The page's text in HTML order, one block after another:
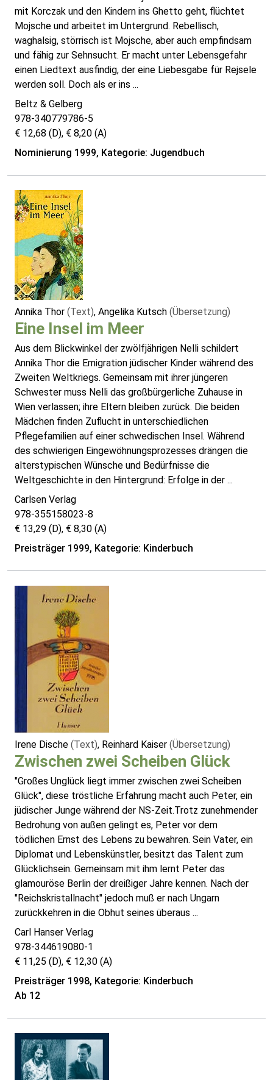
mit Korczak und den Kindern ins Ghetto geht, flüchtet
Mojsche und arbeitet im Untergrund. Rebellisch,
waghalsig, störrisch ist Mojsche, aber auch empfindsam
und fähig zur Sehnsucht. Er macht unter Lebensgefahr
einen Liedtext ausfindig, der eine Liebesgabe für Rejsele
werden soll. Doch als er ins ...
Beltz & Gelberg
978-340779786-5
€ 12,68 (D), € 8,20 (A)
Nominierung 1999, Kategorie: Jugendbuch
Annika Thor (Text), Angelika Kutsch (Übersetzung)
Eine Insel im Meer
Aus dem Blickwinkel der zwölfjährigen Nelli schildert
Annika Thor die Emigration jüdischer Kinder während des
Zweiten Weltkriegs. Gemeinsam mit ihrer jüngeren
Schwester muss Nelli das großbürgerliche Zuhause in
Wien verlassen; ihre Eltern bleiben zurück. Die beiden
Mädchen finden Zuflucht in unterschiedlichen
Pflegefamilien auf einer schwedischen Insel. Während
des schwierigen Eingewöhnungsprozesses drängen die
alterstypischen Wünsche und Bedürfnisse die
Weltgeschichte in den Hintergrund: Erfolge in der ...
Carlsen Verlag
978-355158023-8
€ 13,29 (D), € 8,30 (A)
Preisträger 1999, Kategorie: Kinderbuch
Irene Dische (Text), Reinhard Kaiser (Übersetzung)
Zwischen zwei Scheiben Glück
"Großes Unglück liegt immer zwischen zwei Scheiben
Glück", diese tröstliche Erfahrung macht auch Peter, ein
jüdischer Junge während der NS-Zeit.Trotz zunehmender
Bedrohung von außen gelingt es, Peter vor dem
tödlichen Ernst des Lebens zu bewahren. Sein Vater, ein
Diplomat und Lebenskünstler, besitzt das Talent zum
Glücklichsein. Gemeinsam mit ihm lernt Peter das
glamouröse Berlin der dreißiger Jahre kennen. Nach der
"Reichskristallnacht" jedoch muß er nach Ungarn
zurückkehren in die Obhut seines überaus ...
Carl Hanser Verlag
978-344619080-1
€ 11,25 (D), € 12,30 (A)
Preisträger 1998, Kategorie: Kinderbuch
Ab 12